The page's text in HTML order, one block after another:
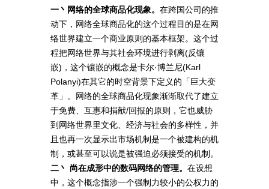
一丶网络的全球商品化现象。 在跨国公司的推
动下，网络全球商品化的这个过程目的是在网
络世界建立一个商业原则的基本框架。这个过
程把网络世界与其社会环境进行剥离(反镶
嵌)，这个镶嵌的概念是卡尔·博兰尼(Karl
Polanyi)在其它的时空背景下定义的「巨大变
革」。网络的全球商品化现象渐渐取代了建立
于免费、互惠和捐献/回报的原则，它也威胁
到网络世界里文化、经济与社会的多样性，并
且也再一次显示出市场机制是一个被建构的机
制，或甚至可以说是被强迫必须接受的机制。
二丶 尚在成形中的数码网络的管理。 在设想
中，这个概念指涉一个强制力较小的公权力的